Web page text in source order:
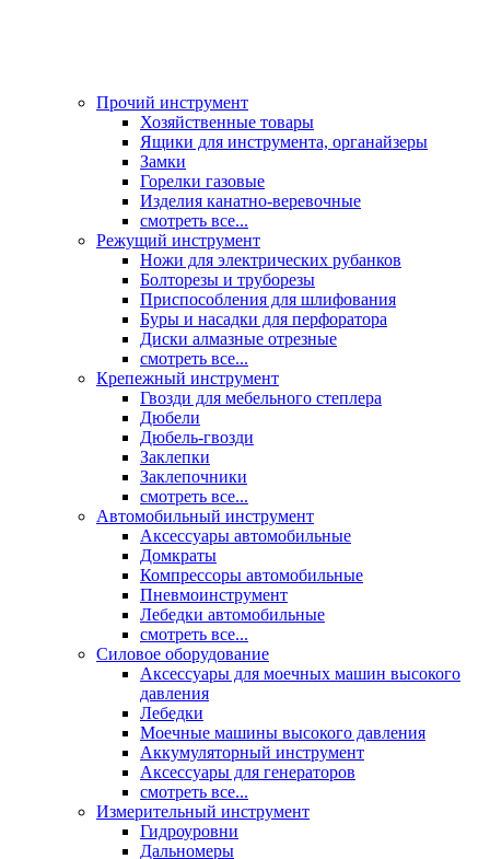
Прочий инструмент
Хозяйственные товары
Ящики для инструмента, органайзеры
Замки
Горелки газовые
Изделия канатно-веревочные
смотреть все...
Режущий инструмент
Ножи для электрических рубанков
Болторезы и труборезы
Приспособления для шлифования
Буры и насадки для перфоратора
Диски алмазные отрезные
смотреть все...
Крепежный инструмент
Гвозди для мебельного степлера
Дюбели
Дюбель-гвозди
Заклепки
Заклепочники
смотреть все...
Автомобильный инструмент
Аксессуары автомобильные
Домкраты
Компрессоры автомобильные
Пневмоинструмент
Лебедки автомобильные
смотреть все...
Силовое оборудование
Аксессуары для моечных машин высокого
давления
Лебедки
Моечные машины высокого давления
Аккумуляторный инструмент
Аксессуары для генераторов
смотреть все...
Измерительный инструмент
Гидроуровни
Дальномеры